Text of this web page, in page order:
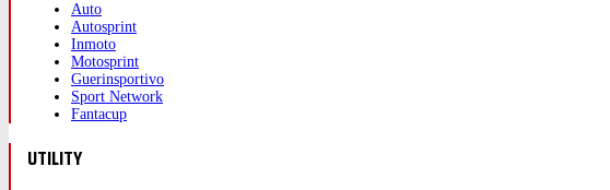
Auto
Autosprint
Inmoto
Motosprint
Guerinsportivo
Sport Network
Fantacup
UTILITY